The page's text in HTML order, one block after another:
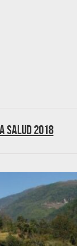
Salud 2018